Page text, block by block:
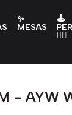
✨
MESAS
🕹️
👇🏻
- AYW